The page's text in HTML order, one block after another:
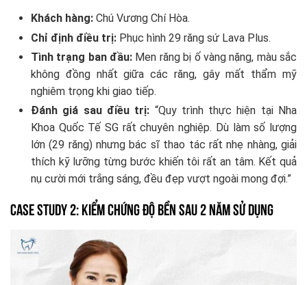
Khách hàng: Chú Vương Chí Hòa.
Chỉ định điều trị: Phục hình 29 răng sứ Lava Plus.
Tình trạng ban đầu: Men răng bị ố vàng nặng, màu sắc
không đồng nhất giữa các răng, gây mất thẩm mỹ
nghiêm trọng khi giao tiếp.
Đánh giá sau điều trị: “Quy trình thực hiện tại Nha
Khoa Quốc Tế SG rất chuyên nghiệp. Dù làm số lượng
lớn (29 răng) nhưng bác sĩ thao tác rất nhẹ nhàng, giải
thích kỹ lưỡng từng bước khiến tôi rất an tâm. Kết quả
nụ cười mới trắng sáng, đều đẹp vượt ngoài mong đợi.”
Case Study 2: Kiểm chứng độ bền sau 2 năm sử dụng